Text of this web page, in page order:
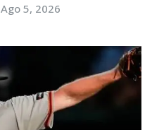
Ago 5, 2026